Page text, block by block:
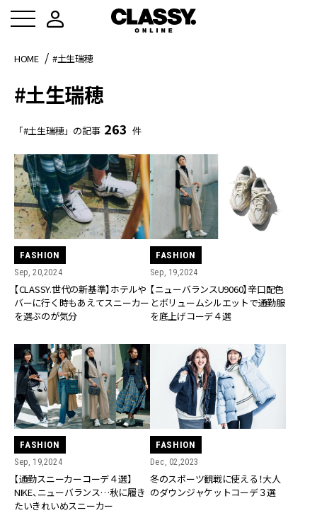
HOME #土生瑞穂
#土生瑞穂
「#土生瑞穂」の記事 263 件
FASHION
Sep, 20,2024
【CLASSY.世代の新基準】ホテルや
バーに行く時もあえてスニーカー
を選ぶのが気分
FASHION
Sep, 19,2024
【ニューバランスU9060】辛口配色
とボリュームシルエットで通勤服
を底上げコーデ４選
FASHION
Sep, 19,2024
【通勤スニーカーコーデ４選】
NIKE、ニューバランス…秋に履き
たいきれいめスニーカー
FASHION
Dec, 02,2023
冬のスポーツ観戦に使える！大人
のダウンジャケットコーデ３選